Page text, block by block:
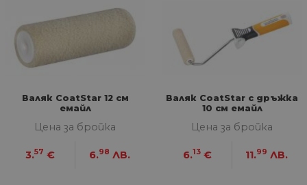
Валяк CoatStar 12 см
емайл
Цена за бройка
3.57 € 6.98 ЛВ.
Валяк CoatStar с дръжка
10 см емайл
Цена за бройка
6.13 € 11.99 ЛВ.